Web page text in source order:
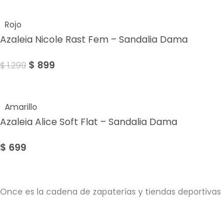
Rojo
Azaleia Nicole Rast Fem – Sandalia Dama
$1.299 $ 899
Amarillo
Azaleia Alice Soft Flat – Sandalia Dama
$ 699
Once es la cadena de zapaterías y tiendas deportivas